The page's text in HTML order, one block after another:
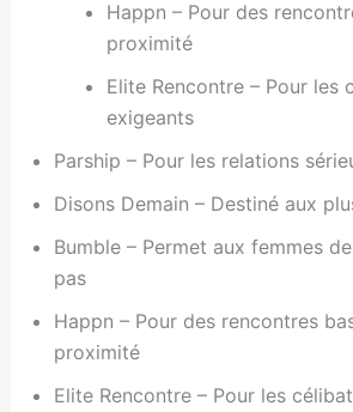
Happn – Pour des
proximité
Elite Rencontre – Pour les
exigeants
Parship – Pour les relations
Disons Demain – Destiné aux
Bumble – Permet aux femmes
pas
Happn – Pour des rencontres
proximité
Elite Rencontre – Pour les